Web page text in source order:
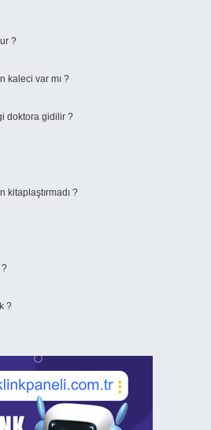
?
kaleci var mı ?
doktora gidilir ?
kitaplaştırmadı ?
?
?